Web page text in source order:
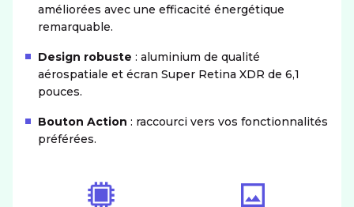
améliorées avec une efficacité énergétique
remarquable.
Design robuste : aluminium de qualité
aérospatiale et écran Super Retina XDR de 6,1
pouces.
Bouton Action : raccourci vers vos fonctionnalités
préférées.